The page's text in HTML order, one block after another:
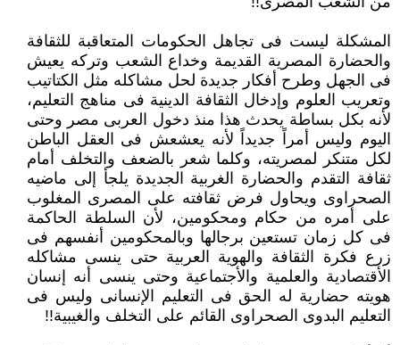
المشكلة ليست فى تجاهل الحكومات المتعاقبة للثقافة
والحضارة المصرية القديمة وخداع الشعب وتركه يعيش
فى الجهل وطرح أفكار ‏جديدة لحل مشاكله مثل الكتاتيب
وتعريب العلوم وإدخال الثقافة الدينية فى مناهج التعليم،
لأنه بكل بساطة يحدث هذا منذ دخول العربى ‏مصر وحتى
اليوم وليس أمراً جديداً لأنه يعشعش فى العقل الباطن
لكل متنكر لمصريته، وكلما شعر بالضعف والتخلف أمام
ثقافة التقدم ‏والحضارة الغربية الجديدة يلجأ إلى ماضيه
الصحراوى ويحاول فرض ثقافته على المصرى المغلوب
على أمره من حكام ومحكومين، لأن ‏السلطة الحاكمة
فى كل زمان تستعين برجالها وبالمحكومين أنفسهم فى
زرع فكرة الثقافة والهوية العربية حتى ينسى مشاكله
الأقتصادية ‏والعلمية والأجتماعية وحتى ينسى أنه إنسان
هويته حضارية له الحق فى التعليم الإنسانى وليس فى
التعليم البدوى الصحراوى القائم ‏على التخلف والغيبية!!‏